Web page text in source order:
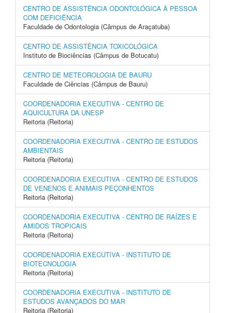
CENTRO DE ASSISTÊNCIA ODONTOLÓGICA À PESSOA
COM DEFICIÊNCIA
Faculdade de Odontologia (Câmpus de Araçatuba)
CENTRO DE ASSISTÊNCIA TOXICOLÓGICA
Instituto de Biociências (Câmpus de Botucatu)
CENTRO DE METEOROLOGIA DE BAURU
Faculdade de Ciências (Câmpus de Bauru)
COORDENADORIA EXECUTIVA - CENTRO DE
AQUICULTURA DA UNESP
Reitoria (Reitoria)
COORDENADORIA EXECUTIVA - CENTRO DE ESTUDOS
AMBIENTAIS
Reitoria (Reitoria)
COORDENADORIA EXECUTIVA - CENTRO DE ESTUDOS
DE VENENOS E ANIMAIS PEÇONHENTOS
Reitoria (Reitoria)
COORDENADORIA EXECUTIVA - CENTRO DE RAÍZES E
AMIDOS TROPICAIS
Reitoria (Reitoria)
COORDENADORIA EXECUTIVA - INSTITUTO DE
BIOTECNOLOGIA
Reitoria (Reitoria)
COORDENADORIA EXECUTIVA - INSTITUTO DE
ESTUDOS AVANÇADOS DO MAR
Reitoria (Reitoria)